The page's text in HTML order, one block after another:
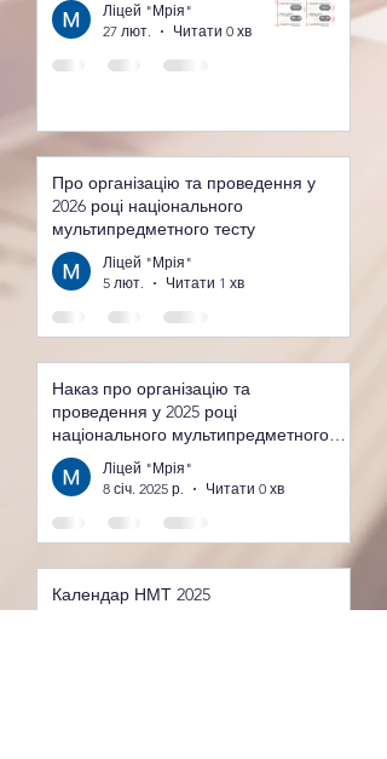
Ліцей "Мрія"
27 лют.
Читати 0 хв
Про організацію та проведення у
2026 році національного
мультипредметного тесту
Ліцей "Мрія"
5 лют.
Читати 1 хв
Наказ про організацію та
проведення у 2025 році
національного мультипредметного
тесту
Ліцей "Мрія"
8 січ. 2025 р.
Читати 0 хв
Календар НМТ 2025